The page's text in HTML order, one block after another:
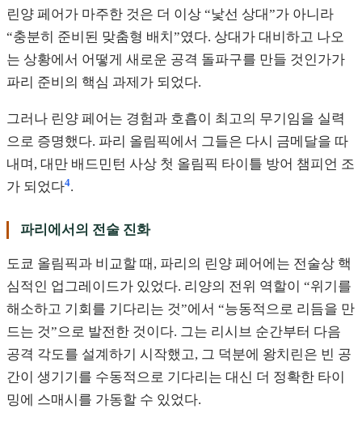
린양 페어가 마주한 것은 더 이상 “낯선 상대”가 아니라
“충분히 준비된 맞춤형 배치”였다. 상대가 대비하고 나오
는 상황에서 어떻게 새로운 공격 돌파구를 만들 것인가가
파리 준비의 핵심 과제가 되었다.
그러나 린양 페어는 경험과 호흡이 최고의 무기임을 실력
으로 증명했다. 파리 올림픽에서 그들은 다시 금메달을 따
내며, 대만 배드민턴 사상 첫 올림픽 타이틀 방어 챔피언 조
가 되었다4.
파리에서의 전술 진화
도쿄 올림픽과 비교할 때, 파리의 린양 페어에는 전술상 핵
심적인 업그레이드가 있었다. 리양의 전위 역할이 “위기를
해소하고 기회를 기다리는 것”에서 “능동적으로 리듬을 만
드는 것”으로 발전한 것이다. 그는 리시브 순간부터 다음
공격 각도를 설계하기 시작했고, 그 덕분에 왕치린은 빈 공
간이 생기기를 수동적으로 기다리는 대신 더 정확한 타이
밍에 스매시를 가동할 수 있었다.